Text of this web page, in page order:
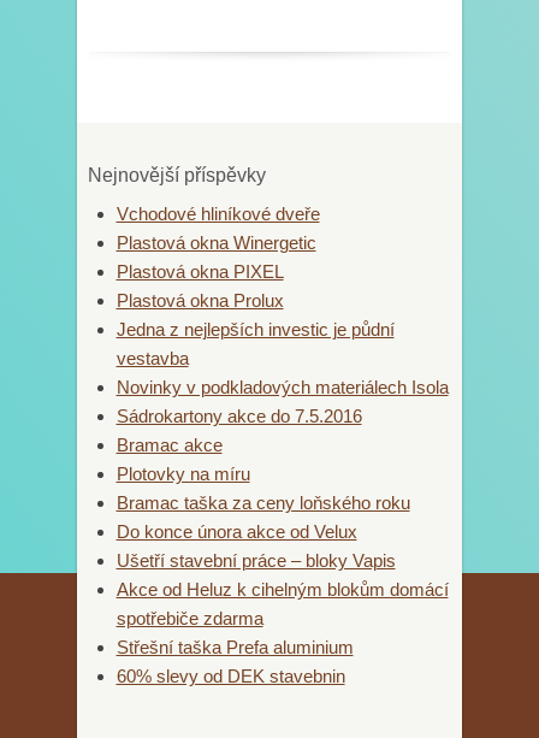
Nejnovější příspěvky
Vchodové hliníkové dveře
Plastová okna Winergetic
Plastová okna PIXEL
Plastová okna Prolux
Jedna z nejlepších investic je půdní
vestavba
Novinky v podkladových materiálech Isola
Sádrokartony akce do 7.5.2016
Bramac akce
Plotovky na míru
Bramac taška za ceny loňského roku
Do konce února akce od Velux
Ušetří stavební práce – bloky Vapis
Akce od Heluz k cihelným blokům domácí
spotřebiče zdarma
Střešní taška Prefa aluminium
60% slevy od DEK stavebnin